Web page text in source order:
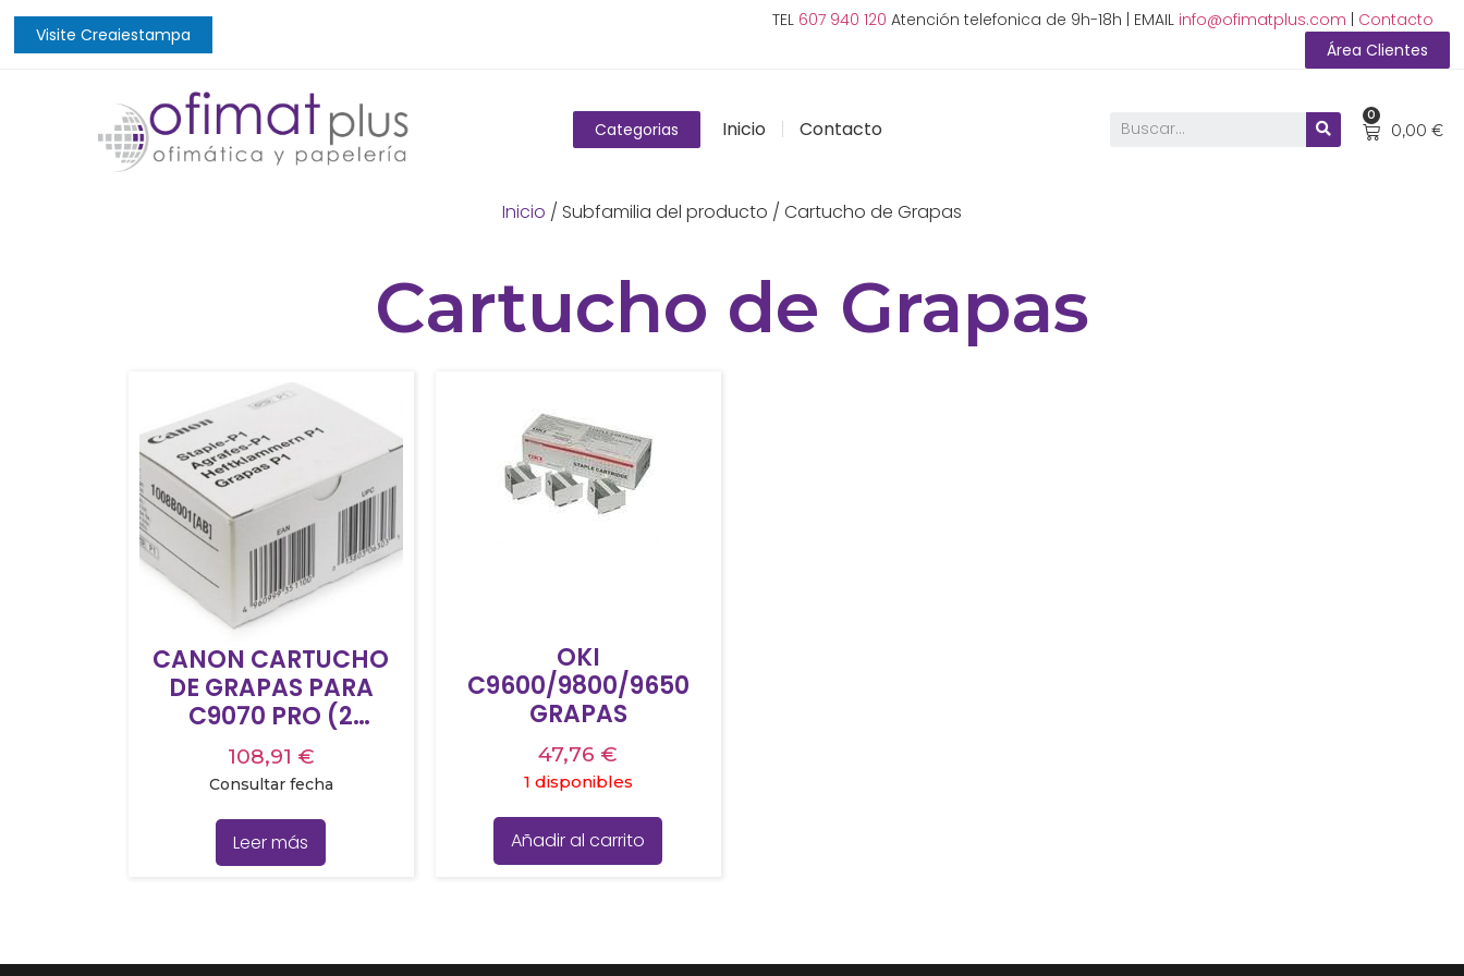
Visite Creaiestampa
TEL 607 940 120 Atención telefonica de 9h-18h | EMAIL info@ofimatplus.com
Contacto
Área Clientes
Categorias Inicio Contacto 0,00 €
0
Inicio / Subfamilia del producto / Cartucho de Grapas
Cartucho de Grapas
CANON CARTUCHO
DE GRAPAS PARA
C9070 PRO (2
CARTUCHOS X 5.000
GRAPAS) – P1
108,91 €
Consultar fecha
Leer más
OKI
C9600/9800/9650
GRAPAS
47,76 €
1 disponibles
Añadir al carrito